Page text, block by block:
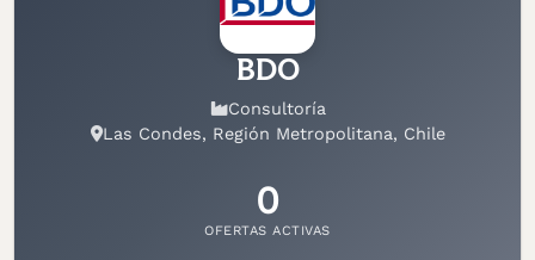
BDO
Consultoría
Las Condes, Región Metropolitana, Chile
0
OFERTAS ACTIVAS